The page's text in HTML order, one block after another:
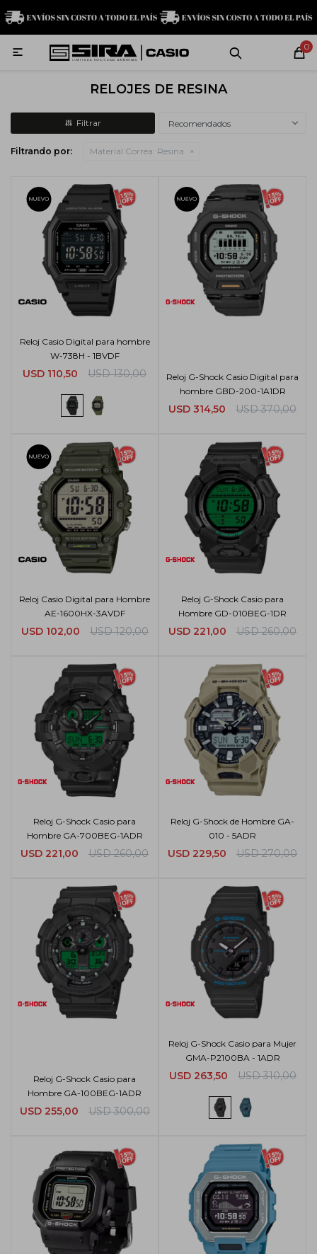
0

RELOJES DE RESINA
Recomendados
Filtrando por: Material Correa: Resina
Reloj Casio Digital para hombre
W-738H - 1BVDF
USD 110,50 USD 130,00
Reloj G-Shock Casio Digital para
hombre GBD-200-1A1DR
USD 314,50 USD 370,00
Reloj Casio Digital para Hombre
AE-1600HX-3AVDF
USD 102,00 USD 120,00
Reloj G-Shock Casio para
Hombre GD-010BEG-1DR
USD 221,00 USD 260,00
Reloj G-Shock Casio para
Hombre GA-700BEG-1ADR
USD 221,00 USD 260,00
Reloj G-Shock de Hombre GA-
010 - 5ADR
USD 229,50 USD 270,00
Reloj G-Shock Casio para
Hombre GA-100BEG-1ADR
USD 255,00 USD 300,00
Reloj G-Shock Casio para Mujer
GMA-P2100BA - 1ADR
USD 263,50 USD 310,00
MI CUENTA
Relojes Servicio técnico Contacto
G-Shock
Edifice
Casio